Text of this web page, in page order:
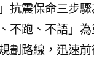
抗震保命三步
不跑、不語」
劃路線，迅速